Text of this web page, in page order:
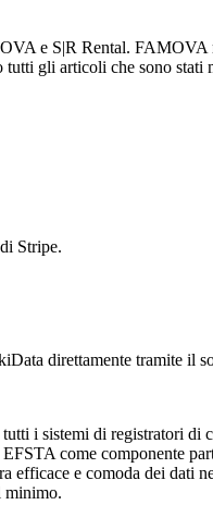
e S|R Rental.
gli articoli che sono
Stripe.
direttamente tramite
i sistemi di registratori
come componente
efficace e comoda dei
minimo.